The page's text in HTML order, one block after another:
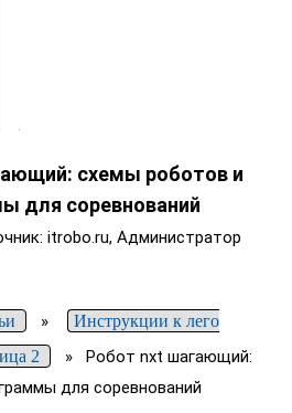
схемы роботов и
для соревнований
itrobo.ru, Администратор
»
Инструкции к лего
2 » Робот nxt шагающий:
для соревнований